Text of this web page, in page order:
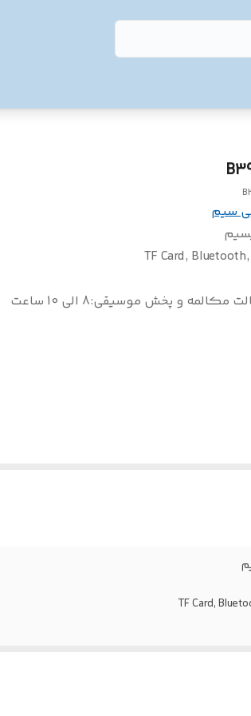
سیم
TF Card,
مکالمه و پخش موسیقی:8 الی 10 ساعت
TF Card,